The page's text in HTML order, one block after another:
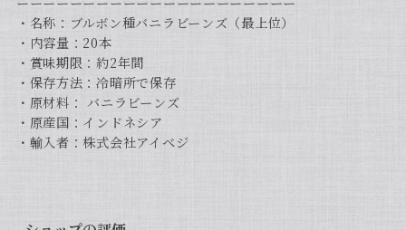
・名称：ブルボン種バニラビーンズ（最上位）
・内容量：20本
・賞味期限：約2年間
・保存方法：冷暗所で保存
・原材料： バニラビーンズ
・原産国：インドネシア
・輸入者：株式会社アイベジ